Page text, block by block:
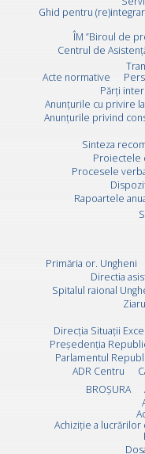
Ghid pentru
ÎM ”Biroul de
Centrul de
Acte normative
Părți
Anunțurile cu privire
Anunțurile privind
Sinteza
Proiectele
Procesele
Rapoartele
Primăria or. Ungheni
Directia
Spitalul raional
Direcţia Situaţii
Preşedenţia
Parlamentul
ADR Centru
BROȘURA
Achiziție a